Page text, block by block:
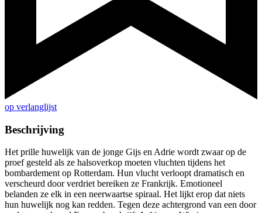
op verlanglijst
Beschrijving
Het prille huwelijk van de jonge Gijs en Adrie wordt zwaar op de
proef gesteld als ze halsoverkop moeten vluchten tijdens het
bombardement op Rotterdam. Hun vlucht verloopt dramatisch en
verscheurd door verdriet bereiken ze Frankrijk. Emotioneel
belanden ze elk in een neerwaartse spiraal. Het lijkt erop dat niets
hun huwelijk nog kan redden. Tegen deze achtergrond van een door